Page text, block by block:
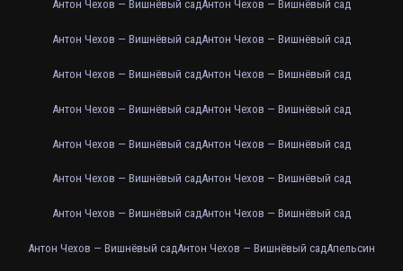
Антон Чехов — Вишнёвый садАнтон Чехов — Вишнёвый сад
Антон Чехов — Вишнёвый садАнтон Чехов — Вишнёвый сад
Антон Чехов — Вишнёвый садАнтон Чехов — Вишнёвый сад
Антон Чехов — Вишнёвый садАнтон Чехов — Вишнёвый сад
Антон Чехов — Вишнёвый садАнтон Чехов — Вишнёвый сад
Антон Чехов — Вишнёвый садАнтон Чехов — Вишнёвый сад
Антон Чехов — Вишнёвый садАнтон Чехов — Вишнёвый сад
Антон Чехов — Вишнёвый садАнтон Чехов — Вишнёвый садАпельсин